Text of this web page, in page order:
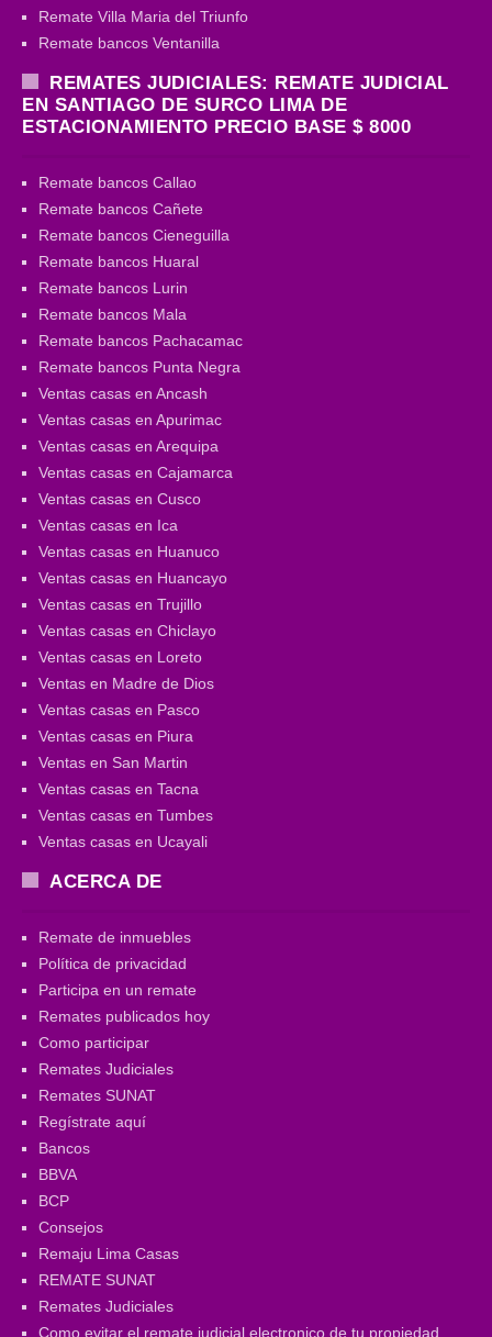
Remate Villa Maria del Triunfo
Remate bancos Ventanilla
REMATES JUDICIALES: REMATE JUDICIAL
EN SANTIAGO DE SURCO LIMA DE
ESTACIONAMIENTO PRECIO BASE $ 8000
Remate bancos Callao
Remate bancos Cañete
Remate bancos Cieneguilla
Remate bancos Huaral
Remate bancos Lurin
Remate bancos Mala
Remate bancos Pachacamac
Remate bancos Punta Negra
Ventas casas en Ancash
Ventas casas en Apurimac
Ventas casas en Arequipa
Ventas casas en Cajamarca
Ventas casas en Cusco
Ventas casas en Ica
Ventas casas en Huanuco
Ventas casas en Huancayo
Ventas casas en Trujillo
Ventas casas en Chiclayo
Ventas casas en Loreto
Ventas en Madre de Dios
Ventas casas en Pasco
Ventas casas en Piura
Ventas en San Martin
Ventas casas en Tacna
Ventas casas en Tumbes
Ventas casas en Ucayali
ACERCA DE
Remate de inmuebles
Política de privacidad
Participa en un remate
Remates publicados hoy
Como participar
Remates Judiciales
Remates SUNAT
Regístrate aquí
Bancos
BBVA
BCP
Consejos
Remaju Lima Casas
REMATE SUNAT
Remates Judiciales
Como evitar el remate judicial electronico de tu propiedad